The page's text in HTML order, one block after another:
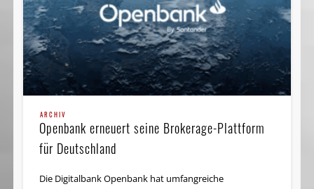
ARCHIV
Openbank erneuert seine Brokerage-Plattform
für Deutschland
Die Digitalbank Openbank hat umfangreiche